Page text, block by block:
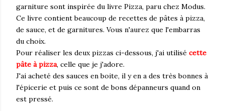
garniture sont inspirée du livre Pizza, paru chez Modus.
Ce livre contient beaucoup de recettes de pâtes à pizza,
de sauce, et de garnitures. Vous n'aurez que l'embarras
du choix.
Pour réaliser les deux pizzas ci-dessous, j'ai utilisé cette
pâte à pizza, celle que je j'adore.
J'ai acheté des sauces en boite, il y en a des très bonnes à
l'épicerie et puis ce sont de bons dépanneurs quand on
est pressé.